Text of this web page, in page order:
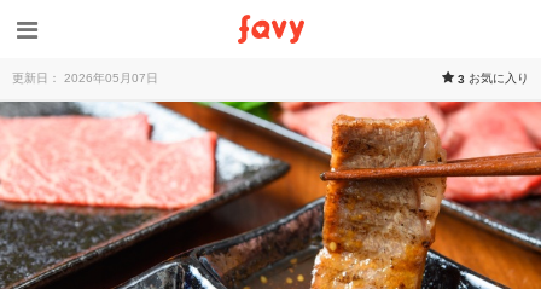
更新日： 2026年05月07日 3 お気に入り